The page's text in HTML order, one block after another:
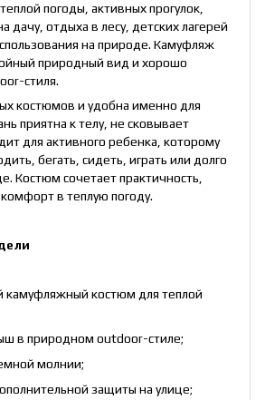
погоды, активных прогулок,
дачу, отдыха в лесу, детских лагерей
на природе. Камуфляж
природный вид и хорошо
стиля.
костюмов и удобна именно для
приятна к телу, не сковывает
для активного ребенка, которому
бегать, сидеть, играть или долго
Костюм сочетает практичность,
в теплую погоду.
камуфляжный костюм для теплой
в природном outdoor-стиле;
молнии;
защиты на улице;